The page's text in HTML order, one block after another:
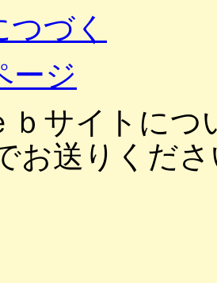
つづく
ージ
ｂサイトにつ
お送りくだ